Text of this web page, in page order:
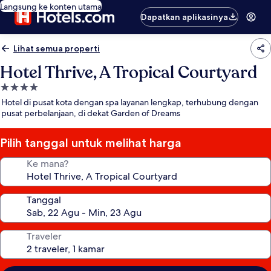
Langsung ke konten utama
Dapatkan aplikasinya
Lihat semua properti
Hotel Thrive, A Tropical Courtyard
Properti
bintang
4.0
Hotel di pusat kota dengan spa layanan lengkap, terhubung dengan
pusat perbelanjaan, di dekat Garden of Dreams
Pilih tanggal untuk melihat harga
Ke mana?
Tanggal
Traveler